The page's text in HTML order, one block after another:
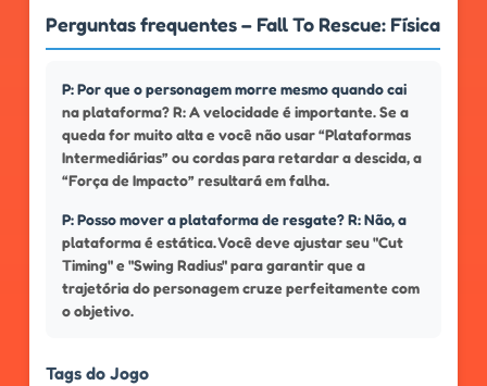
Perguntas frequentes – Fall To Rescue: Física
P: Por que o personagem morre mesmo quando cai
na plataforma? R: A velocidade é importante. Se a
queda for muito alta e você não usar “Plataformas
Intermediárias” ou cordas para retardar a descida, a
“Força de Impacto” resultará em falha.
P: Posso mover a plataforma de resgate? R: Não, a
plataforma é estática. Você deve ajustar seu "Cut
Timing" e "Swing Radius" para garantir que a
trajetória do personagem cruze perfeitamente com
o objetivo.
Tags do Jogo